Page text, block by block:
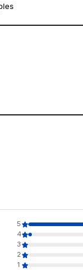
5
4
3
2
1